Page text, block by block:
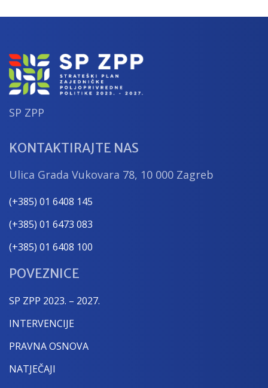
SP ZPP
KONTAKTIRAJTE NAS
Ulica Grada Vukovara 78, 10 000 Zagreb
(+385) 01 6408 145
(+385) 01 6473 083
(+385) 01 6408 100
POVEZNICE
SP ZPP 2023. – 2027.
INTERVENCIJE
PRAVNA OSNOVA
NATJEČAJI